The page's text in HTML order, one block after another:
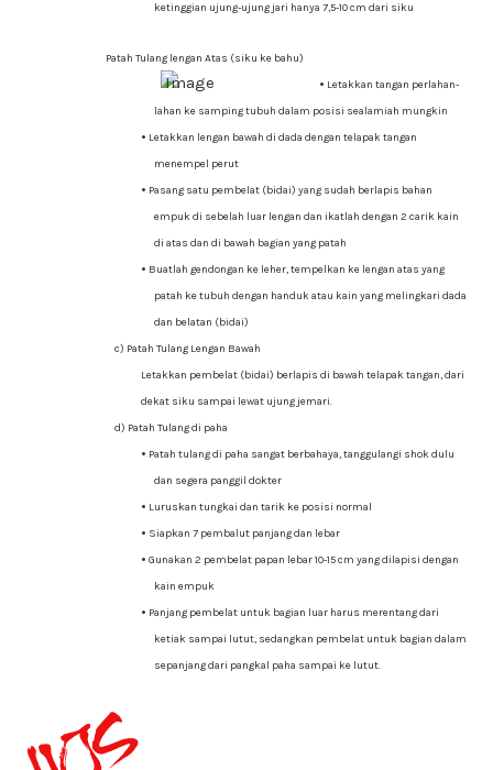
ketinggian ujung-ujung jari hanya 7,5-10 cm dari siku
Patah Tulang lengan Atas (siku ke bahu)
• Letakkan tangan perlahan-
lahan ke samping tubuh dalam posisi sealamiah mungkin
• Letakkan lengan bawah di dada dengan telapak tangan
menempel perut
• Pasang satu pembelat (bidai) yang sudah berlapis bahan
empuk di sebelah luar lengan dan ikatlah dengan 2 carik kain
di atas dan di bawah bagian yang patah
• Buatlah gendongan ke leher, tempelkan ke lengan atas yang
patah ke tubuh dengan handuk atau kain yang melingkari dada
dan belatan (bidai)
c) Patah Tulang Lengan Bawah
Letakkan pembelat (bidai) berlapis di bawah telapak tangan, dari
dekat siku sampai lewat ujung jemari.
d) Patah Tulang di paha
• Patah tulang di paha sangat berbahaya, tanggulangi shok dulu
dan segera panggil dokter
• Luruskan tungkai dan tarik ke posisi normal
• Siapkan 7 pembalut panjang dan lebar
• Gunakan 2 pembelat papan lebar 10-15 cm yang dilapisi dengan
kain empuk
• Panjang pembelat untuk bagian luar harus merentang dari
ketiak sampai lutut, sedangkan pembelat untuk bagian dalam
sepanjang dari pangkal paha sampai ke lutut.